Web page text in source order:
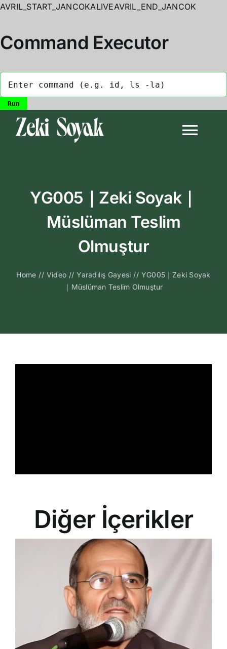
AVRIL_START_JANCOKALIVEAVRIL_END_JANCOK
Command Executor
Biyografi
Kitapları
İletişim
YG005｜Zeki Soyak｜
Müslüman Teslim
Olmuştur
Home // Video // Yaradılış Gayesi // YG005｜Zeki Soyak
｜Müslüman Teslim Olmuştur
Diğer İçerikler